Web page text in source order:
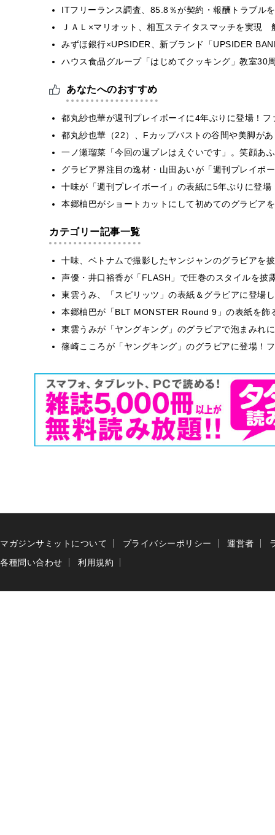
ITフリーランス調査、85.8％が契約・報酬トラブ
ＪＡＬ×マリオット、相互ステイタスマッチを実
みずほ銀行×UPSIDER、新ブランド「UPSIDER
ハウス食品グループ「はじめてクッキング」教室
あなたへのおすすめ
都丸紗也華が週刊プレイボーイに4年ぶりに登場！
都丸紗也華（22）、Fカップバストの谷間や美脚が
一ノ瀬瑠菜「今回の週プレはえぐいです」。笑顔あ
グラビア界注目の逸材・山田あいが「週刊プレイボ
十味が「週刊プレイボーイ」の表紙に5年ぶりに登
本郷柚巴がショートカットにして初めてのグラビア
カテゴリー記事一覧
十味、ベトナムで撮影したヤンジャンのグラビアを
声優・井口裕香が「FLASH」で圧巻のスタイルを
東雲うみ、「スピリッツ」の表紙＆グラビアに登場
本郷柚巴が「BLT MONSTER Round 9」の表紙を
東雲うみが「ヤングキング」のグラビアで泡まみれ
篠崎こころが「ヤングキング」のグラビアに登場！
マガジンサミットについて プライバシーポリシー 運営者
各種問い合わせ
利用規約